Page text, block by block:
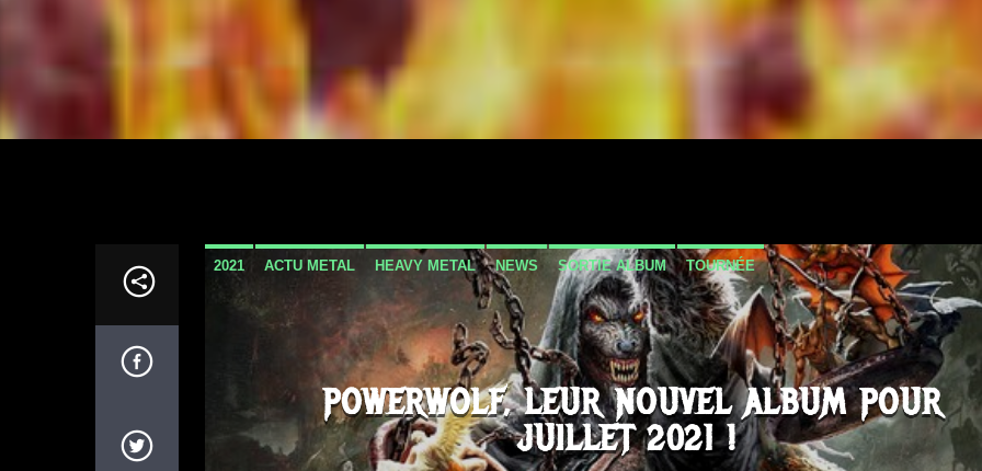
2021 ACTU METAL HEAVY METAL NEWS SORTIE ALBUM TOURNÉE
POWERWOLF, LEUR NOUVEL ALBUM POUR
JUILLET 2021 !